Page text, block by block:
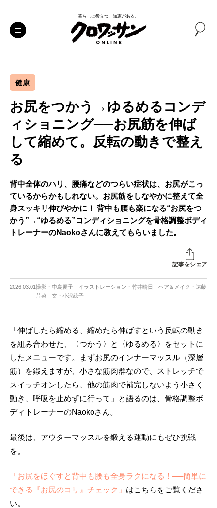
暮らしに役立つ、知恵がある。
健康
お尻をつかう→ゆるめるコンデ
ィショニング──お尻筋を伸ば
して縮めて。反転の動きで整え
る
背中全体のハリ、腰痛などのつらい症状は、お尻がこっ
ているからかもしれない。お尻筋をしなやかに整えて全
身スッキリ伸びやかに！ 背中も腰も楽になる“お尻をつ
かう”→“ゆるめる”コンディショニングを骨格調整ボディ
トレーナーのNaokoさんに教えてもらいました。
記事をシェア
2026.03.01撮影・中島慶子 イラストレーション・竹井晴日 ヘア＆メイク・遠藤
芹菜 文・小沢緑子
「伸ばしたら縮める、縮めたら伸ばすという反転の動き
を組み合わせた、〈つかう〉と〈ゆるめる〉をセットに
したメニューです。まずお尻のインナーマッスル（深層
筋）を鍛えますが、小さな筋肉群なので、ストレッチで
スイッチオンしたら、他の筋肉で補完しないよう小さく
動き、呼吸を止めずに行って」と語るのは、骨格調整ボ
ディトレーナーのNaokoさん。
最後は、アウターマッスルを鍛える運動にもぜひ挑戦
を。
「お尻をほぐすと背中も腰も全身ラクになる！──簡単に
できる『お尻のコリ』チェック」 はこちらをご覧くださ
い。